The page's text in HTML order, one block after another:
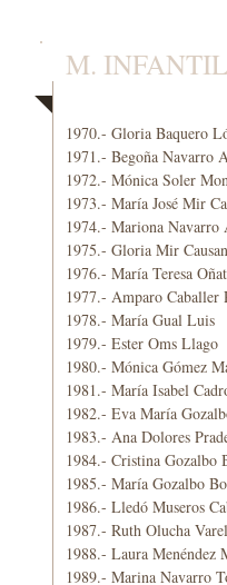
M.
1970.- Gloria Baquero
1971.- Begoña Navarro
1972.- Mónica Soler
1973.- María José Mir
1974.- Mariona Navarro
1975.- Gloria Mir
1976.- María Teresa
1977.- Amparo Caballer
1978.- María Gual Luis
1979.- Ester Oms Llago
1980.- Mónica Gómez
1981.- María Isabel
1982.- Eva María
1983.- Ana Dolores
1984.- Cristina Gozalbo
1985.- María Gozalbo
1986.- Lledó Museros
1987.- Ruth Olucha
1988.- Laura Menéndez
1989.- Marina Navarro